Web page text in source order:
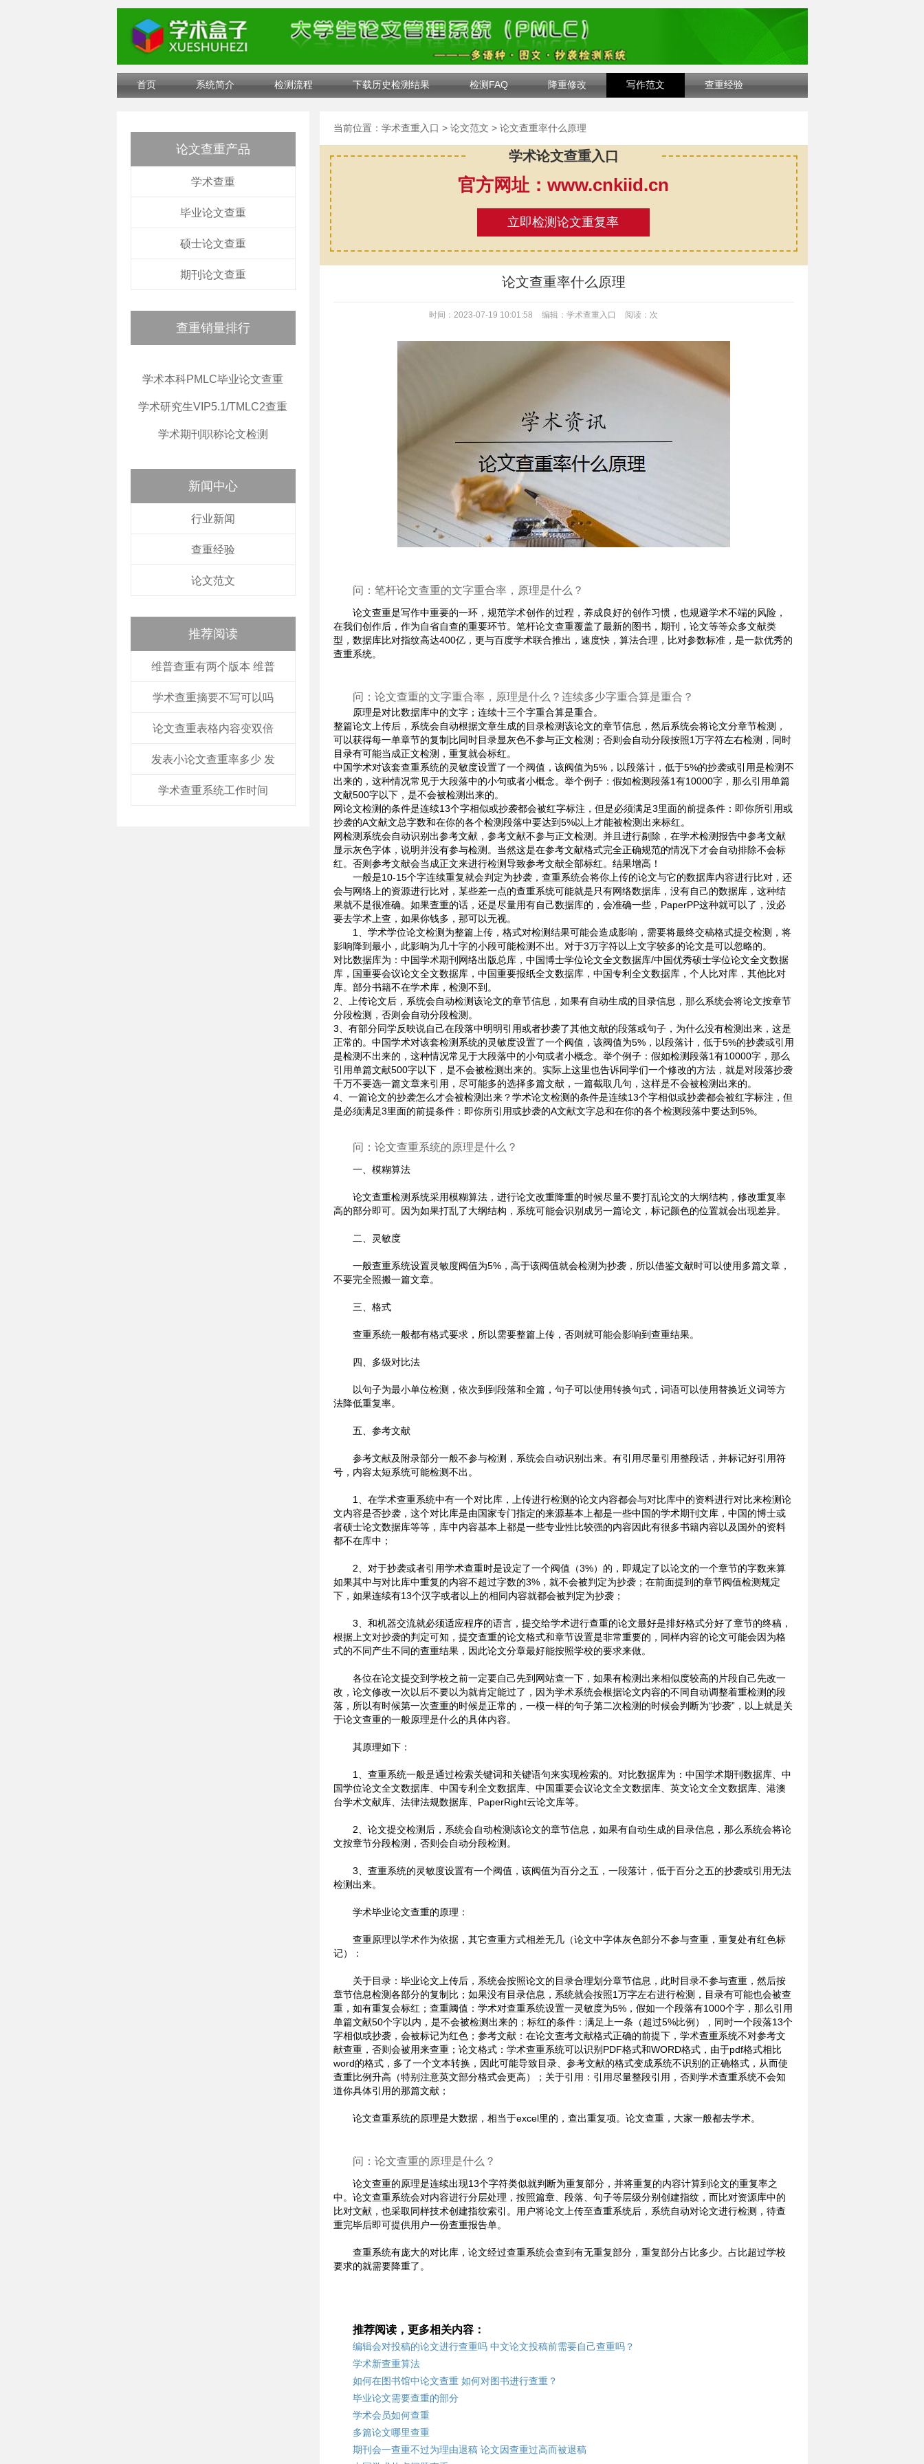
首页 系统简介 检测流程 下载历史检测结果 检测FAQ 降重修改 写作范文 查重经验
论文查重产品
学术查重
毕业论文查重
硕士论文查重
期刊论文查重
查重销量排行
学术本科PMLC毕业论文查重
学术研究生VIP5.1/TMLC2查重
学术期刊职称论文检测
新闻中心
行业新闻
查重经验
论文范文
推荐阅读
维普查重有两个版本 维普
学术查重摘要不写可以吗
论文查重表格内容变双倍
发表小论文查重率多少 发
学术查重系统工作时间
当前位置： 学术查重入口 > 论文范文 > 论文查重率什么原理
学术论文查重入口
官方网址：www.cnkiid.cn
立即检测论文重复率
论文查重率什么原理
时间：2023-07-19 10:01:58 编辑：学术查重入口 阅读： 次
问：笔杆论文查重的文字重合率，原理是什么？
论文查重是写作中重要的一环，规范学术创作的过程，养成良好的创作习惯，也规避学术不端的风险，
在我们创作后，作为自省自查的重要环节。笔杆论文查重覆盖了最新的图书，期刊，论文等等众多文献类
型，数据库比对指纹高达400亿，更与百度学术联合推出，速度快，算法合理，比对参数标准，是一款优秀的
查重系统。
问：论文查重的文字重合率，原理是什么？连续多少字重合算是重合？
原理是对比数据库中的文字；连续十三个字重合算是重合。
整篇论文上传后，系统会自动根据文章生成的目录检测该论文的章节信息，然后系统会将论文分章节检测，
可以获得每一单章节的复制比同时目录显灰色不参与正文检测；否则会自动分段按照1万字符左右检测，同时
目录有可能当成正文检测，重复就会标红。
中国学术对该套查重系统的灵敏度设置了一个阀值，该阀值为5%，以段落计，低于5%的抄袭或引用是检测不
出来的，这种情况常见于大段落中的小句或者小概念。举个例子：假如检测段落1有10000字，那么引用单篇
文献500字以下，是不会被检测出来的。
网论文检测的条件是连续13个字相似或抄袭都会被红字标注，但是必须满足3里面的前提条件：即你所引用或
抄袭的A文献文总字数和在你的各个检测段落中要达到5%以上才能被检测出来标红。
网检测系统会自动识别出参考文献，参考文献不参与正文检测。并且进行剔除，在学术检测报告中参考文献
显示灰色字体，说明并没有参与检测。当然这是在参考文献格式完全正确规范的情况下才会自动排除不会标
红。否则参考文献会当成正文来进行检测导致参考文献全部标红。结果增高！
一般是10-15个字连续重复就会判定为抄袭，查重系统会将你上传的论文与它的数据库内容进行比对，还
会与网络上的资源进行比对，某些差一点的查重系统可能就是只有网络数据库，没有自己的数据库，这种结
果就不是很准确。如果查重的话，还是尽量用有自己数据库的，会准确一些，PaperPP这种就可以了，没必
要去学术上查，如果你钱多，那可以无视。
1、学术学位论文检测为整篇上传，格式对检测结果可能会造成影响，需要将最终交稿格式提交检测，将
影响降到最小，此影响为几十字的小段可能检测不出。对于3万字符以上文字较多的论文是可以忽略的。
对比数据库为：中国学术期刊网络出版总库，中国博士学位论文全文数据库/中国优秀硕士学位论文全文数据
库，国重要会议论文全文数据库，中国重要报纸全文数据库，中国专利全文数据库，个人比对库，其他比对
库。部分书籍不在学术库，检测不到。
2、上传论文后，系统会自动检测该论文的章节信息，如果有自动生成的目录信息，那么系统会将论文按章节
分段检测，否则会自动分段检测。
3、有部分同学反映说自己在段落中明明引用或者抄袭了其他文献的段落或句子，为什么没有检测出来，这是
正常的。中国学术对该套检测系统的灵敏度设置了一个阀值，该阀值为5%，以段落计，低于5%的抄袭或引用
是检测不出来的，这种情况常见于大段落中的小句或者小概念。举个例子：假如检测段落1有10000字，那么
引用单篇文献500字以下，是不会被检测出来的。实际上这里也告诉同学们一个修改的方法，就是对段落抄袭
千万不要选一篇文章来引用，尽可能多的选择多篇文献，一篇截取几句，这样是不会被检测出来的。
4、一篇论文的抄袭怎么才会被检测出来？学术论文检测的条件是连续13个字相似或抄袭都会被红字标注，但
是必须满足3里面的前提条件：即你所引用或抄袭的A文献文字总和在你的各个检测段落中要达到5%。
问：论文查重系统的原理是什么？
一、模糊算法
论文查重检测系统采用模糊算法，进行论文改重降重的时候尽量不要打乱论文的大纲结构，修改重复率
高的部分即可。因为如果打乱了大纲结构，系统可能会识别成另一篇论文，标记颜色的位置就会出现差异。
二、灵敏度
一般查重系统设置灵敏度阀值为5%，高于该阀值就会检测为抄袭，所以借鉴文献时可以使用多篇文章，
不要完全照搬一篇文章。
三、格式
查重系统一般都有格式要求，所以需要整篇上传，否则就可能会影响到查重结果。
四、多级对比法
以句子为最小单位检测，依次到到段落和全篇，句子可以使用转换句式，词语可以使用替换近义词等方
法降低重复率。
五、参考文献
参考文献及附录部分一般不参与检测，系统会自动识别出来。有引用尽量引用整段话，并标记好引用符
号，内容太短系统可能检测不出。
1、在学术查重系统中有一个对比库，上传进行检测的论文内容都会与对比库中的资料进行对比来检测论
文内容是否抄袭，这个对比库是由国家专门指定的来源基本上都是一些中国的学术期刊文库，中国的博士或
者硕士论文数据库等等，库中内容基本上都是一些专业性比较强的内容因此有很多书籍内容以及国外的资料
都不在库中；
2、对于抄袭或者引用学术查重时是设定了一个阀值（3%）的，即规定了以论文的一个章节的字数来算
如果其中与对比库中重复的内容不超过字数的3%，就不会被判定为抄袭；在前面提到的章节阀值检测规定
下，如果连续有13个汉字或者以上的相同内容就都会被判定为抄袭；
3、和机器交流就必须适应程序的语言，提交给学术进行查重的论文最好是排好格式分好了章节的终稿，
根据上文对抄袭的判定可知，提交查重的论文格式和章节设置是非常重要的，同样内容的论文可能会因为格
式的不同产生不同的查重结果，因此论文分章最好能按照学校的要求来做。
各位在论文提交到学校之前一定要自己先到网站查一下，如果有检测出来相似度较高的片段自己先改一
改，论文修改一次以后不要以为就肯定能过了，因为学术系统会根据论文内容的不同自动调整着重检测的段
落，所以有时候第一次查重的时候是正常的，一模一样的句子第二次检测的时候会判断为“抄袭”，以上就是关
于论文查重的一般原理是什么的具体内容。
其原理如下：
1、查重系统一般是通过检索关键词和关键语句来实现检索的。对比数据库为：中国学术期刊数据库、中
国学位论文全文数据库、中国专利全文数据库、中国重要会议论文全文数据库、英文论文全文数据库、港澳
台学术文献库、法律法规数据库、PaperRight云论文库等。
2、论文提交检测后，系统会自动检测该论文的章节信息，如果有自动生成的目录信息，那么系统会将论
文按章节分段检测，否则会自动分段检测。
3、查重系统的灵敏度设置有一个阀值，该阀值为百分之五，一段落计，低于百分之五的抄袭或引用无法
检测出来。
学术毕业论文查重的原理：
查重原理以学术作为依据，其它查重方式相差无几（论文中字体灰色部分不参与查重，重复处有红色标
记）：
关于目录：毕业论文上传后，系统会按照论文的目录合理划分章节信息，此时目录不参与查重，然后按
章节信息检测各部分的复制比；如果没有目录信息，系统就会按照1万字左右进行检测，目录有可能也会被查
重，如有重复会标红；查重阈值：学术对查重系统设置一灵敏度为5%，假如一个段落有1000个字，那么引用
单篇文献50个字以内，是不会被检测出来的；标红的条件：满足上一条（超过5%比例），同时一个段落13个
字相似或抄袭，会被标记为红色；参考文献：在论文查考文献格式正确的前提下，学术查重系统不对参考文
献查重，否则会被用来查重；论文格式：学术查重系统可以识别PDF格式和WORD格式，由于pdf格式相比
word的格式，多了一个文本转换，因此可能导致目录、参考文献的格式变成系统不识别的正确格式，从而使
查重比例升高（特别注意英文部分格式会更高）；关于引用：引用尽量整段引用，否则学术查重系统不会知
道你具体引用的那篇文献；
论文查重系统的原理是大数据，相当于excel里的，查出重复项。论文查重，大家一般都去学术。
问：论文查重的原理是什么？
论文查重的原理是连续出现13个字符类似就判断为重复部分，并将重复的内容计算到论文的重复率之
中。论文查重系统会对内容进行分层处理，按照篇章、段落、句子等层级分别创建指纹，而比对资源库中的
比对文献，也采取同样技术创建指纹索引。用户将论文上传至查重系统后，系统自动对论文进行检测，待查
重完毕后即可提供用户一份查重报告单。
查重系统有庞大的对比库，论文经过查重系统会查到有无重复部分，重复部分占比多少。占比超过学校
要求的就需要降重了。
推荐阅读，更多相关内容：
编辑会对投稿的论文进行查重吗 中文论文投稿前需要自己查重吗？
学术新查重算法
如何在图书馆中论文查重 如何对图书进行查重？
毕业论文需要查重的部分
学术会员如何查重
多篇论文哪里查重
期刊会一查重不过为理由退稿 论文因查重过高而被退稿